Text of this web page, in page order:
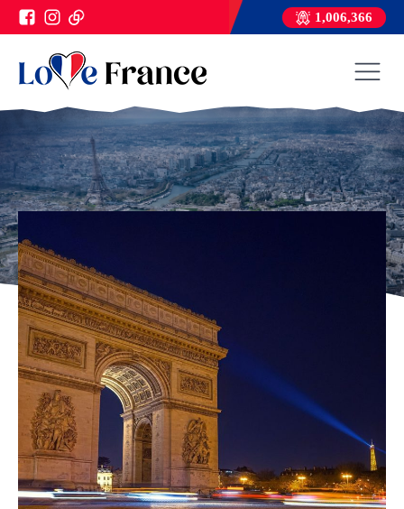
1,006,366